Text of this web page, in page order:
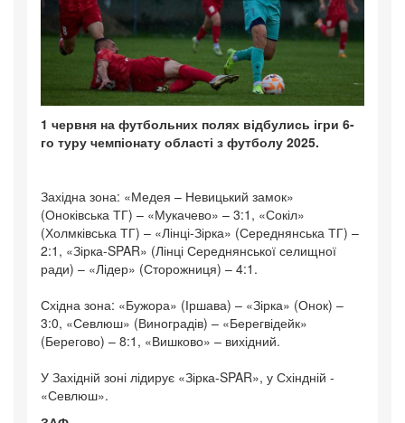
1 червня на футбольних полях відбулись ігри 6-
го туру чемпіонату області з футболу 2025.
Західна зона: «Медея – Невицький замок»
(Оноківська ТГ) – «Мукачево» – 3:1, «Сокіл»
(Холмківська ТГ) – «Лінці-Зірка» (Середнянська ТГ) –
2:1, «Зірка-SPAR» (Лінці Середнянської селищної
ради) – «Лідер» (Сторожниця) – 4:1.
Східна зона: «Бужора» (Іршава) – «Зірка» (Онок) –
3:0, «Севлюш» (Виноградів) – «Берегвідейк»
(Берегово) – 8:1, «Вишково» – вихідний.
У Західній зоні лідирує «Зірка-SPAR», у Схіндній -
«Севлюш».